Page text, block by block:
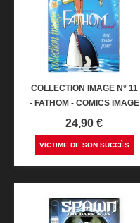
COLLECTION IMAGE N° 11
- FATHOM - COMICS IMAGE
Prix
24,90 €
VICTIME DE SON SUCCÈS